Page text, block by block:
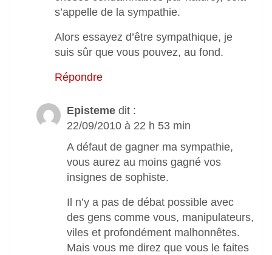
s’appelle de la sympathie.
Alors essayez d’être sympathique, je
suis sûr que vous pouvez, au fond.
Répondre
Episteme dit :
22/09/2010 à 22 h 53 min
A défaut de gagner ma sympathie,
vous aurez au moins gagné vos
insignes de sophiste.
Il n’y a pas de débat possible avec
des gens comme vous, manipulateurs,
viles et profondément malhonnêtes.
Mais vous me direz que vous le faites